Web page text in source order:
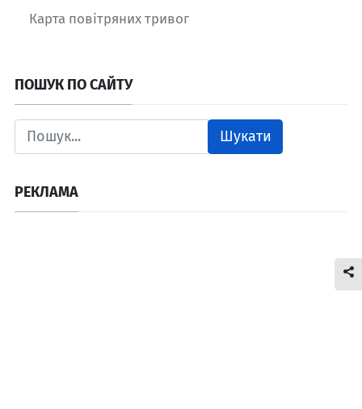
Карта повітряних тривог
ПОШУК ПО САЙТУ
Шукати
РЕКЛАМА